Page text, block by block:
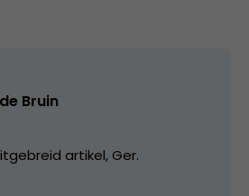
Bruin
artikel, Ger.